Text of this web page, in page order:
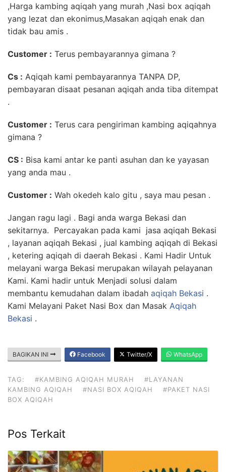
,Harga kambing aqiqah yang murah ,Nasi box aqiqah
yang lezat dan ekonimus,Masakan aqiqah enak dan
tidak bau amis .
Customer : Terus pembayarannya gimana ?
Cs : Aqiqah kami pembayarannya TANPA DP,
pembayaran disaat pesanan aqiqah anda tiba ditempat
.
Customer : Terus cara pengiriman kambing aqiqahnya
gimana ?
CS : Bisa kami antar ke panti asuhan dan ke yayasan
yang anda mau .
Customer : Wah okedeh kalo gitu , saya mau pesan .
Jangan ragu lagi . Bagi anda warga Bekasi dan
sekitarnya. Percayakan pada kami jasa aqiqah Bekasi
, layanan aqiqah Bekasi , jual kambing aqiqah di Bekasi
, ketering aqiqah di daerah Bekasi . Kami Hadir Untuk
melayani warga Bekasi merupakan wilayah pelayanan
Kami. Kami hadir untuk Menjadi solusi dalam
membantu kemudahan dalam ibadah aqiqah Bekasi .
Kami Melayani Paket Nasi Box dan Masak Aqiqah
Bekasi .
BAGIKAN INI Facebook Twitter/X WhatsApp
TAG: #KAMBING AQIQAH MURAH
#LAYANAN
KAMBING AQIQAH
#NASI BOX AQIQAH
#PAKET NASI
BOX AQIQAH
Pos Terkait